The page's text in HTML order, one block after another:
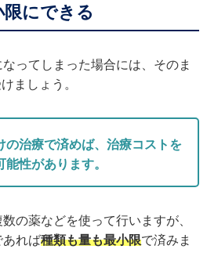
にできる
ってしまった場合には、そのま
ましょう。
治療で済めば、治療コストを
性があります。
の薬などを使って行いますが、
あれば種類も量も最小限で済みま